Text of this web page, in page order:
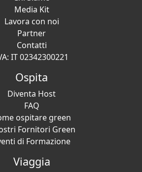
Media Kit
Lavora con noi
Partner
Contatti
IT 02342300221
Ospita
Diventa Host
FAQ
ospitare green
Fornitori Green
di Formazione
Viaggia